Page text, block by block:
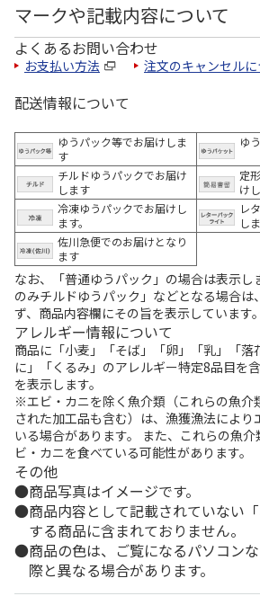
マークや記載内容について
よくあるお問い合わせ
お支払い方法 注文のキャンセルに
配送情報について
ゆうパック等でお届けしま
す
ゆ
チルドゆうパックでお届け
します
定
け
冷凍ゆうパックでお届けし
ます。
レ
し
佐川急便でのお届けとなり
ます
なお、「普通ゆうパック」の場合は表示し
のみチルドゆうパック」などとなる場合は
ず、商品内容欄にその旨を表示しています。
アレルギー情報について
商品に「小麦」「そば」「卵」「乳」「落
に」「くるみ」のアレルギー特定8品目を
を表示します。
※エビ・カニを除く魚介類（これらの魚介
された加工品も含む）は、漁獲漁法により
いる場合があります。 また、これらの魚
ビ・カニを食べている可能性があります。
その他
商品写真はイメージです。
商品内容として記載されていない
する商品に含まれておりません。
商品の色は、ご覧になるパソコン
際と異なる場合があります。